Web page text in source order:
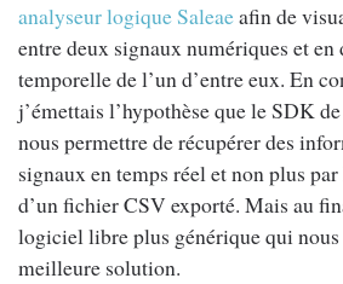
analyseur logique Saleaeafin de
entre deux signaux numériques et
temporelle de l’un d’entre eux. En
j’émettais l’hypothèse que le SDK
nous permettre de récupérer des
signaux en temps réel et non plus
d’un fichier CSV exporté. Mais au
logiciel libre plus générique qui
meilleure solution.